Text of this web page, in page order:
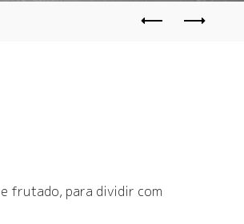
frutado, para dividir com